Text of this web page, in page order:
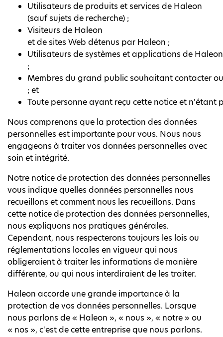
Utilisateurs de produits et services de Haleon
(sauf sujets de recherche) ;
Visiteurs de Haleon
et de sites Web détenus par Haleon ;
Utilisateurs de systèmes et applications de Haleon
;
Membres du grand public souhaitant contacter
; et
Toute personne ayant reçu cette notice et n'étant
Nous comprenons que la protection des données
personnelles est importante pour vous. Nous nous
engageons à traiter vos données personnelles avec
soin et intégrité.
Notre notice de protection des données personnelles
vous indique quelles données personnelles nous
recueillons et comment nous les recueillons. Dans
cette notice de protection des données personnelles,
nous expliquons nos pratiques générales.
Cependant, nous respecterons toujours les lois ou
réglementations locales en vigueur qui nous
obligeraient à traiter les informations de manière
différente, ou qui nous interdiraient de les traiter.
Haleon accorde une grande importance à la
protection de vos données personnelles. Lorsque
nous parlons de « Haleon », « nous », « notre » ou
« nos », c'est de cette entreprise que nous parlons.